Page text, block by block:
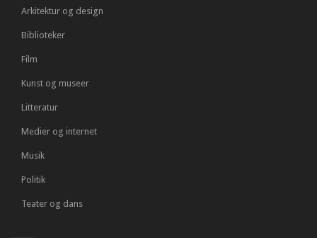
Arkitektur og design
Biblioteker
Film
Kunst og museer
Litteratur
Medier og internet
Musik
Politik
Teater og dans